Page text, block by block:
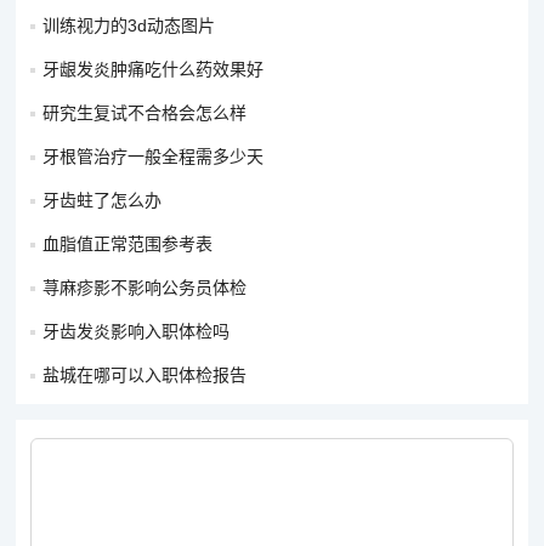
的牙齿对于身体健康是非常重要的。而牙根管治疗可以帮助患者
挽救牙齿，避免拔牙带来的种种问题。
拓展知识：预防牙髓炎
预防牙髓炎的方法包括定期洁牙、远离糖类食物、口腔护理得
结尾
训练视力的3d动态图片
牙龈发炎肿痛吃什么药效果好
研究生复试不合格会怎么样
牙根管治疗一般全程需多少天
牙齿蛀了怎么办
血脂值正常范围参考表
荨麻疹影不影响公务员体检
牙齿发炎影响入职体检吗
盐城在哪可以入职体检报告